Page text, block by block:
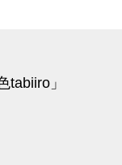
tabiiro」